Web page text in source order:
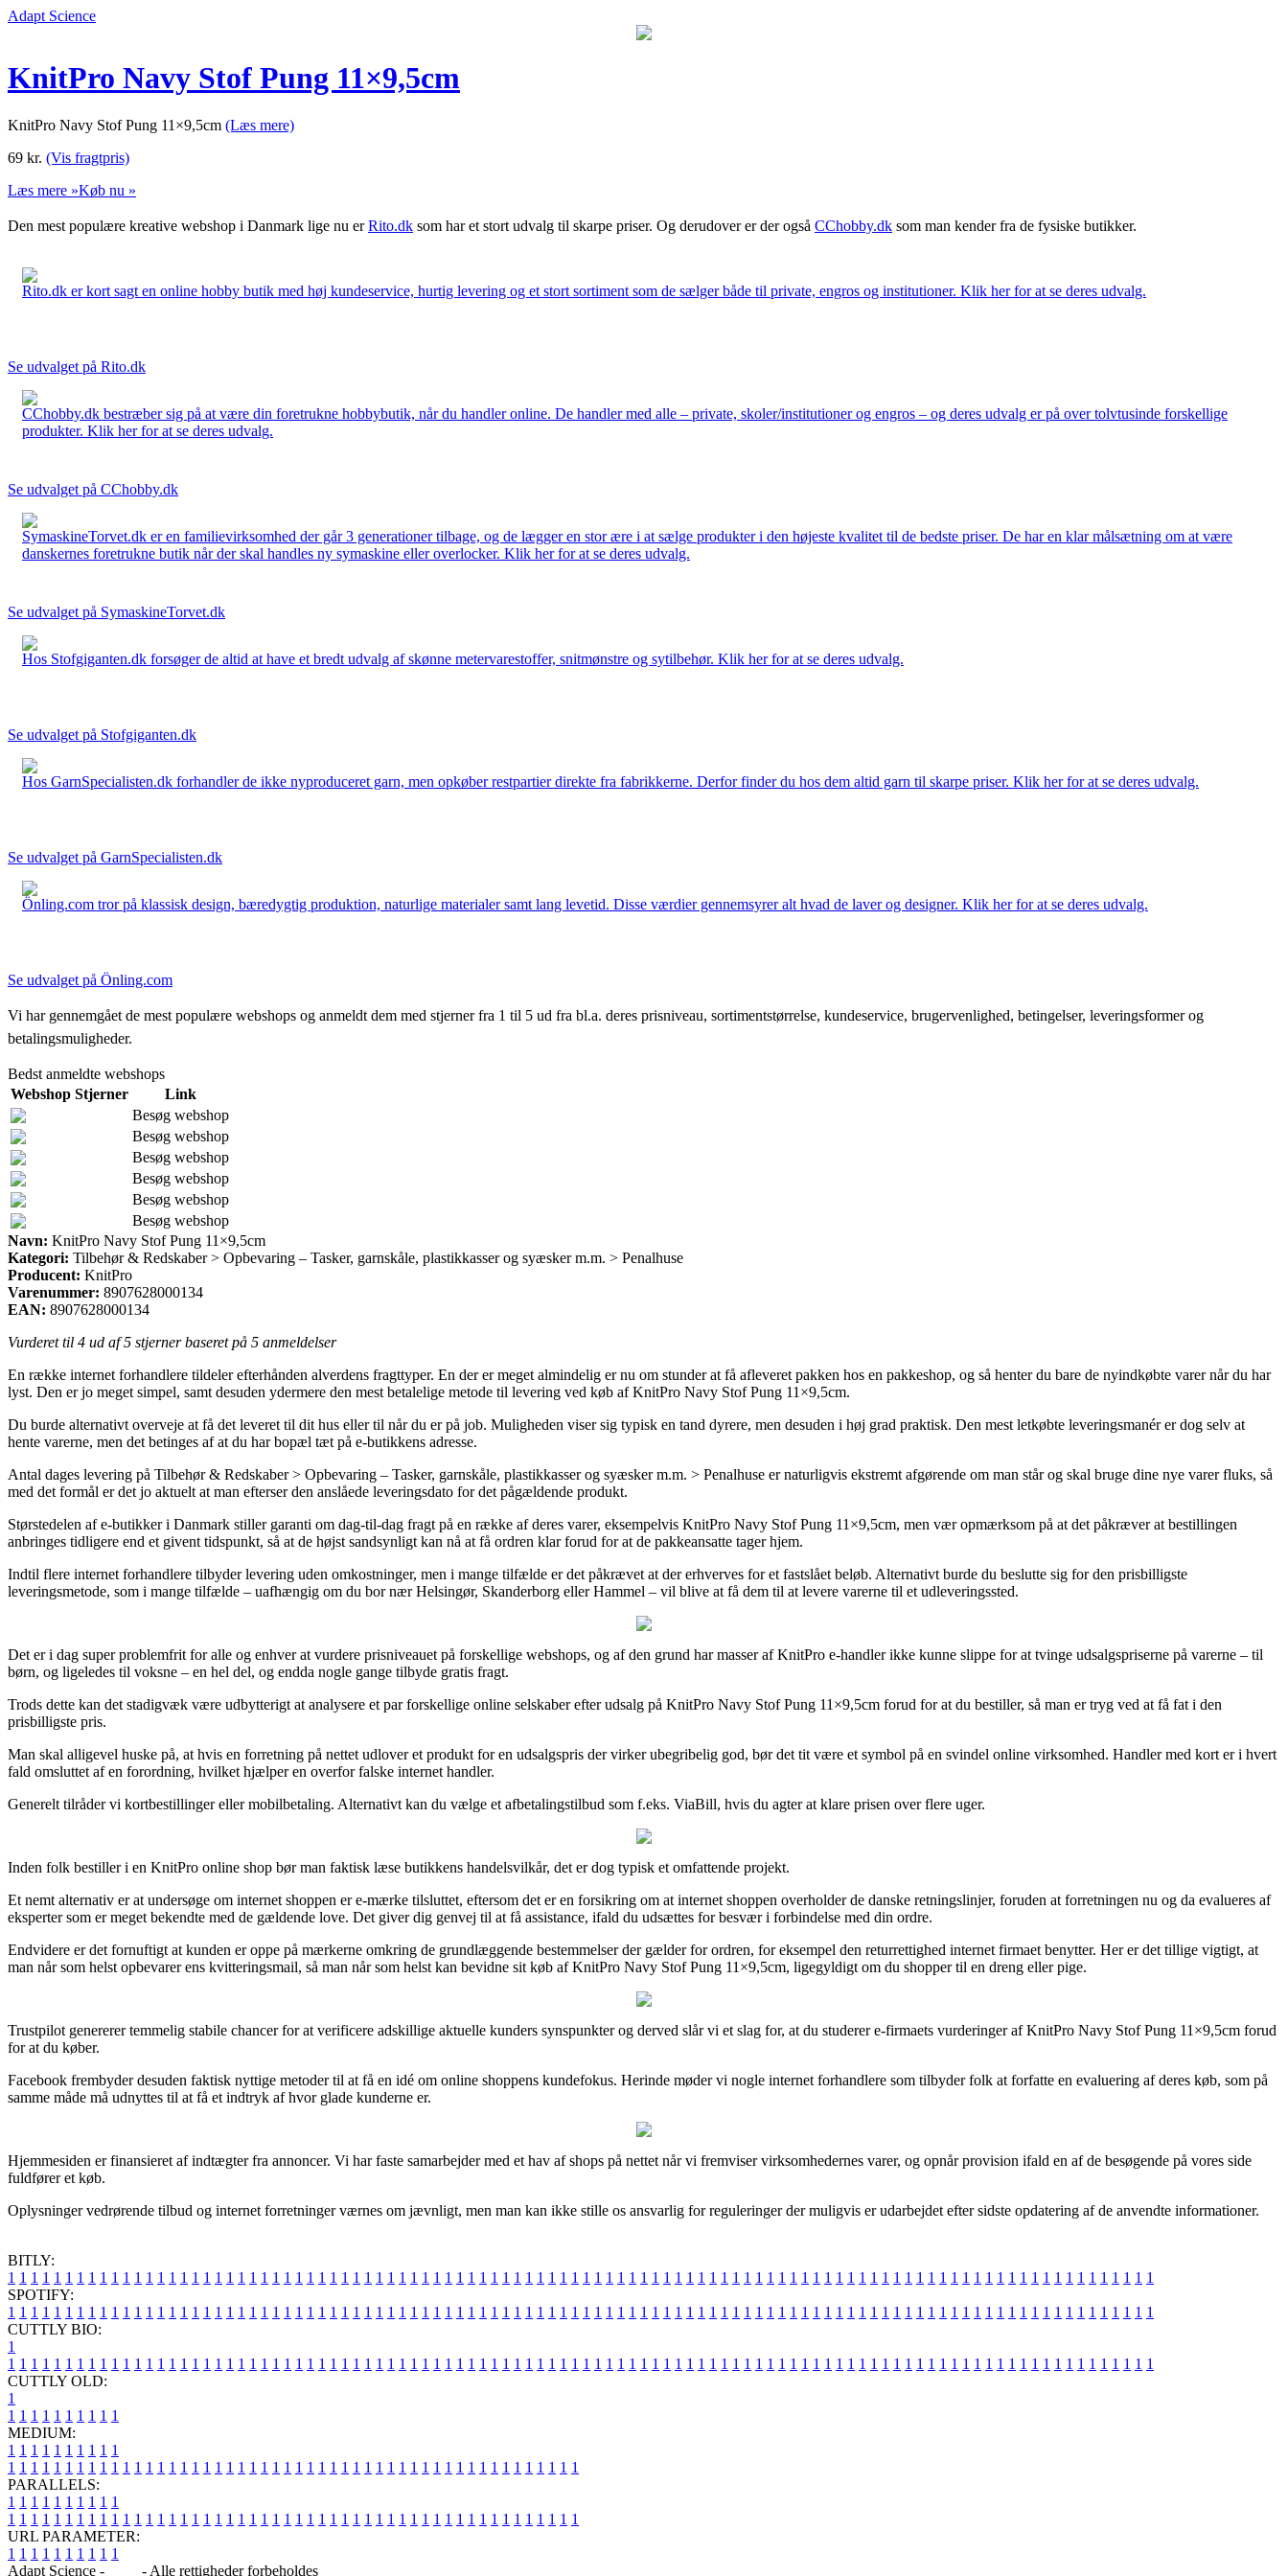
Adapt Science
KnitPro Navy Stof Pung 11×9,5cm
KnitPro Navy Stof Pung 11×9,5cm (Læs mere)
69 kr. (Vis fragtpris)
Læs mere »Køb nu »
Den mest populære kreative webshop i Danmark lige nu erRito.dk som har et stort udvalg til skarpe priser. Og derudover er der også CChobby.dk som man kender fra de fysiske butikker.
Rito.dk er kort sagt en online hobby butik med høj kundeservice, hurtig levering og et stort sortiment som de sælger både til private, engros og institutioner. Klik her for at se deres udvalg.
Se udvalget på Rito.dk
CChobby.dk bestræber sig på at være din foretrukne hobbybutik, når du handler online. De handler med alle – private, skoler/institutioner og engros – og deres udvalg er på over tolvtusinde forskellige
produkter. Klik her for at se deres udvalg.
Se udvalget på CChobby.dk
SymaskineTorvet.dk er en familievirksomhed der går 3 generationer tilbage, og de lægger en stor ære i at sælge produkter i den højeste kvalitet til de bedste priser. De har en klar målsætning om at være
danskernes foretrukne butik når der skal handles ny symaskine eller overlocker. Klik her for at se deres udvalg.
Se udvalget på SymaskineTorvet.dk
Hos Stofgiganten.dk forsøger de altid at have et bredt udvalg af skønne metervarestoffer, snitmønstre og sytilbehør. Klik her for at se deres udvalg.
Se udvalget på Stofgiganten.dk
Hos GarnSpecialisten.dk forhandler de ikke nyproduceret garn, men opkøber restpartier direkte fra fabrikkerne. Derfor finder du hos dem altid garn til skarpe priser. Klik her for at se deres udvalg.
Se udvalget på GarnSpecialisten.dk
Önling.com tror på klassisk design, bæredygtig produktion, naturlige materialer samt lang levetid. Disse værdier gennemsyrer alt hvad de laver og designer. Klik her for at se deres udvalg.
Se udvalget på Önling.com
Vi har gennemgået de mest populære webshops og anmeldt dem med stjerner fra 1 til 5 ud fra bl.a. deres prisniveau, sortimentstørrelse, kundeservice, brugervenlighed, betingelser, leveringsformer og
betalingsmuligheder.
Bedst anmeldte webshops
Webshop Stjerner
Link
Besøg webshop
Besøg webshop
Besøg webshop
Besøg webshop
Besøg webshop
Besøg webshop
Navn: KnitPro Navy Stof Pung 11×9,5cm
Kategori: Tilbehør & Redskaber > Opbevaring – Tasker, garnskåle, plastikkasser og syæsker m.m. > Penalhuse
Producent: KnitPro
Varenummer: 8907628000134
EAN: 8907628000134
Vurderet til 4 ud af 5 stjerner baseret på 5 anmeldelser
En række internet forhandlere tildeler efterhånden alverdens fragttyper. En der er meget almindelig er nu om stunder at få afleveret pakken hos en pakkeshop, og så henter du bare de nyindkøbte varer når du har
lyst. Den er jo meget simpel, samt desuden ydermere den mest betalelige metode til levering ved køb af KnitPro Navy Stof Pung 11×9,5cm.
Du burde alternativt overveje at få det leveret til dit hus eller til når du er på job. Muligheden viser sig typisk en tand dyrere, men desuden i høj grad praktisk. Den mest letkøbte leveringsmanér er dog selv at
hente varerne, men det betinges af at du har bopæl tæt på e-butikkens adresse.
Antal dages levering på Tilbehør & Redskaber > Opbevaring – Tasker, garnskåle, plastikkasser og syæsker m.m. > Penalhuse er naturligvis ekstremt afgørende om man står og skal bruge dine nye varer fluks, så
med det formål er det jo aktuelt at man efterser den anslåede leveringsdato for det pågældende produkt.
Størstedelen af e-butikker i Danmark stiller garanti om dag-til-dag fragt på en række af deres varer, eksempelvis KnitPro Navy Stof Pung 11×9,5cm, men vær opmærksom på at det påkræver at bestillingen
anbringes tidligere end et givent tidspunkt, så at de højst sandsynligt kan nå at få ordren klar forud for at de pakkeansatte tager hjem.
Indtil flere internet forhandlere tilbyder levering uden omkostninger, men i mange tilfælde er det påkrævet at der erhverves for et fastslået beløb. Alternativt burde du beslutte sig for den prisbilligste
leveringsmetode, som i mange tilfælde – uafhængig om du bor nær Helsingør, Skanderborg eller Hammel – vil blive at få dem til at levere varerne til et udleveringssted.
Det er i dag super problemfrit for alle og enhver at vurdere prisniveauet på forskellige webshops, og af den grund har masser af KnitPro e-handler ikke kunne slippe for at tvinge udsalgspriserne på varerne – til
børn, og ligeledes til voksne – en hel del, og endda nogle gange tilbyde gratis fragt.
Trods dette kan det stadigvæk være udbytterigt at analysere et par forskellige online selskaber efter udsalg på KnitPro Navy Stof Pung 11×9,5cm forud for at du bestiller, så man er tryg ved at få fat i den
prisbilligste pris.
Man skal alligevel huske på, at hvis en forretning på nettet udlover et produkt for en udsalgspris der virker ubegribelig god, bør det tit være et symbol på en svindel online virksomhed. Handler med kort er i hvert
fald omsluttet af en forordning, hvilket hjælper en overfor falske internet handler.
Generelt tilråder vi kortbestillinger eller mobilbetaling. Alternativt kan du vælge et afbetalingstilbud som f.eks. ViaBill, hvis du agter at klare prisen over flere uger.
Inden folk bestiller i en KnitPro online shop bør man faktisk læse butikkens handelsvilkår, det er dog typisk et omfattende projekt.
Et nemt alternativ er at undersøge om internet shoppen er e-mærke tilsluttet, eftersom det er en forsikring om at internet shoppen overholder de danske retningslinjer, foruden at forretningen nu og da evalueres af
eksperter som er meget bekendte med de gældende love. Det giver dig genvej til at få assistance, ifald du udsættes for besvær i forbindelse med din ordre.
Endvidere er det fornuftigt at kunden er oppe på mærkerne omkring de grundlæggende bestemmelser der gælder for ordren, for eksempel den returrettighed internet firmaet benytter. Her er det tillige vigtigt, at
man når som helst opbevarer ens kvitteringsmail, så man når som helst kan bevidne sit køb af KnitPro Navy Stof Pung 11×9,5cm, ligegyldigt om du shopper til en dreng eller pige.
Trustpilot genererer temmelig stabile chancer for at verificere adskillige aktuelle kunders synspunkter og derved slår vi et slag for, at du studerer e-firmaets vurderinger af KnitPro Navy Stof Pung 11×9,5cm forud
for at du køber.
Facebook frembyder desuden faktisk nyttige metoder til at få en idé om online shoppens kundefokus. Herinde møder vi nogle internet forhandlere som tilbyder folk at forfatte en evaluering af deres køb, som på
samme måde må udnyttes til at få et indtryk af hvor glade kunderne er.
Hjemmesiden er finansieret af indtægter fra annoncer. Vi har faste samarbejder med et hav af shops på nettet når vi fremviser virksomhedernes varer, og opnår provision ifald en af de besøgende på vores side
fuldfører et køb.
Oplysninger vedrørende tilbud og internet forretninger værnes om jævnligt, men man kan ikke stille os ansvarlig for reguleringer der muligvis er udarbejdet efter sidste opdatering af de anvendte informationer.
BITLY:
1 1 1 1 1 1 1 1 1 1 1 1 1 1 1 1 1 1 1 1 1 1 1 1 1 1 1 1 1 1 1 1 1 1 1 1 1 1 1 1 1 1 1 1 1 1 1 1 1 1 1 1 1 1 1 1 1 1 1 1 1 1 1 1 1 1 1 1 1 1 1 1 1 1 1 1 1 1 1 1 1 1 1 1 1 1 1 1 1 1 1 1 1 1 1 1 1 1 1 1
SPOTIFY:
1 1 1 1 1 1 1 1 1 1 1 1 1 1 1 1 1 1 1 1 1 1 1 1 1 1 1 1 1 1 1 1 1 1 1 1 1 1 1 1 1 1 1 1 1 1 1 1 1 1 1 1 1 1 1 1 1 1 1 1 1 1 1 1 1 1 1 1 1 1 1 1 1 1 1 1 1 1 1 1 1 1 1 1 1 1 1 1 1 1 1 1 1 1 1 1 1 1 1 1
CUTTLY BIO:
1
1 1 1 1 1 1 1 1 1 1 1 1 1 1 1 1 1 1 1 1 1 1 1 1 1 1 1 1 1 1 1 1 1 1 1 1 1 1 1 1 1 1 1 1 1 1 1 1 1 1 1 1 1 1 1 1 1 1 1 1 1 1 1 1 1 1 1 1 1 1 1 1 1 1 1 1 1 1 1 1 1 1 1 1 1 1 1 1 1 1 1 1 1 1 1 1 1 1 1 1
CUTTLY OLD:
1
1 1 1 1 1 1 1 1 1 1
MEDIUM:
1 1 1 1 1 1 1 1 1 1
1 1 1 1 1 1 1 1 1 1 1 1 1 1 1 1 1 1 1 1 1 1 1 1 1 1 1 1 1 1 1 1 1 1 1 1 1 1 1 1 1 1 1 1 1 1 1 1 1 1
PARALLELS:
1 1 1 1 1 1 1 1 1 1
1 1 1 1 1 1 1 1 1 1 1 1 1 1 1 1 1 1 1 1 1 1 1 1 1 1 1 1 1 1 1 1 1 1 1 1 1 1 1 1 1 1 1 1 1 1 1 1 1 1
URL PARAMETER:
1 1 1 1 1 1 1 1 1 1
Adapt Science -
- Alle rettigheder forbeholdes